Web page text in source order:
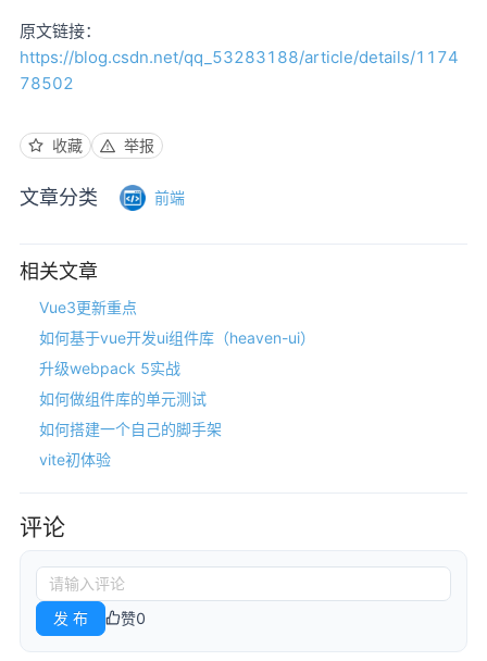
原文链接：
https://blog.csdn.net/qq_53283188/article/details/1174
78502
收藏 举报
文章分类 前端
相关文章
Vue3更新重点
如何基于vue开发ui组件库（heaven-ui）
升级webpack 5实战
如何做组件库的单元测试
如何搭建一个自己的脚手架
vite初体验
评论
发 布 赞0